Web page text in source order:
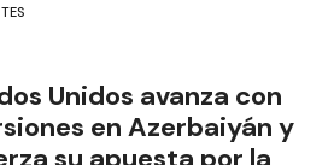
Unidos avanza con
en Azerbaiyán y
su apuesta por la